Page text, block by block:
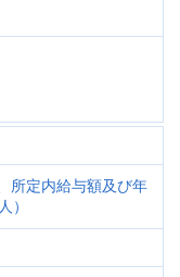
所定内給与額及び年
）